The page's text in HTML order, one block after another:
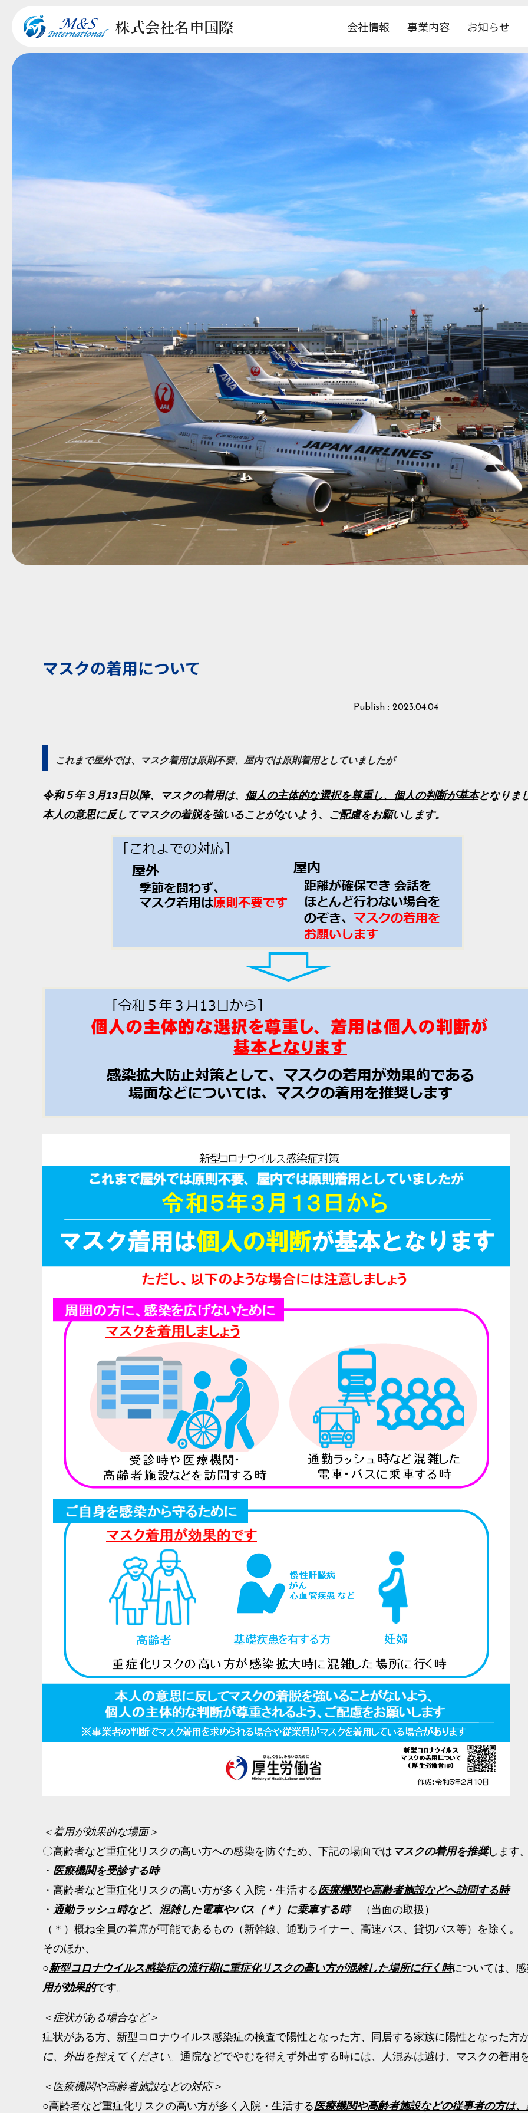
株式会社名申国際 会社情報 事業内容 お知らせ
マスクの着用について
Publish : 2023.04.04
これまで屋外では、マスク着用は原則不要、屋内では原則着用としていましたが
令和５年３月13日以降、マスクの着用は、 個人の主体的な選択を尊重し、個人の判断が基本となりま
本人の意思に反してマスクの着脱を強いることがないよう、ご配慮をお願いします。
＜着用が効果的な場面＞
〇高齢者など重症化リスクの高い方への感染を防ぐため、下記の場面では マスクの着用を推奨します
・ 医療機関を受診する時
・高齢者など重症化リスクの高い方が多く入院・生活する医療機関や高齢者施設などへ訪問する時
・ 通勤ラッシュ時など、混雑した電車やバス（＊）に乗車する時（当面の取扱）
（＊）概ね全員の着席が可能であるもの（新幹線、通勤ライナー、高速バス、貸切バス等）を除く。
そのほか、
○新型コロナウイルス感染症の流行期に重症化リスクの高い方が混雑した場所に行く時については、
用が効果的です。
＜症状がある場合など＞
症状がある方、新型コロナウイルス感染症の検査で陽性となった方、同居する家族に陽性となった方
に、外出を控えてください。 通院などでやむを得えず外出する時には、人混みは避け、マスクの着用
＜医療機関や高齢者施設などの対応＞
○高齢者など重症化リスクの高い方が多く入院・生活する医療機関や高齢者施設などの従事者の方は